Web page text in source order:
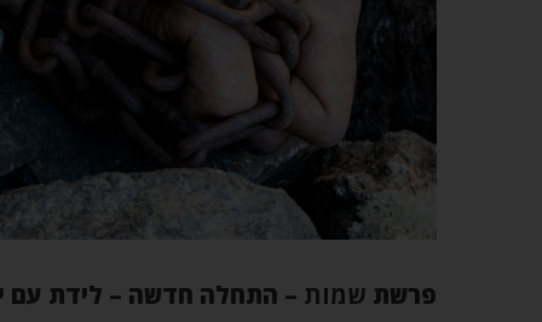
פרשת שמות – התחלה חדשה – לידת עם